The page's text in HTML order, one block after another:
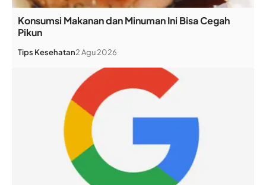
Konsumsi Makanan dan Minuman Ini Bisa Cegah
Pikun
Tips Kesehatan2 Agu 2026